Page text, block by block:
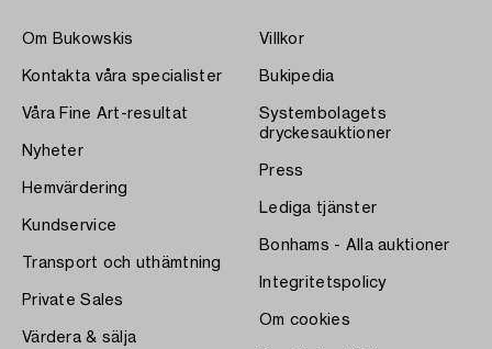
Om Bukowskis
Kontakta våra specialister
Våra Fine Art-resultat
Nyheter
Hemvärdering
Kundservice
Transport och uthämtning
Private Sales
Värdera & sälja
Villkor
Bukipedia
Systembolagets
dryckesauktioner
Press
Lediga tjänster
Bonhams - Alla auktioner
Integritetspolicy
Om cookies